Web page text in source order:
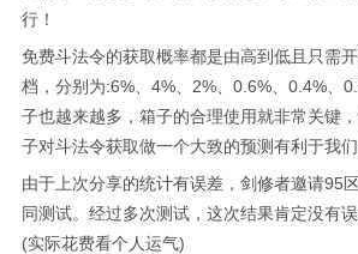
行！
免费斗法令的获取概率都是由高到低且只需
档，分别为:6%、4%、2%、0.6%、0.4%、
子也越来越多，箱子的合理使用就非常关键
子对斗法令获取做一个大致的预测有利于我们
由于上次分享的统计有误差，剑修者邀请95
同测试。经过多次测试，这次结果肯定没有
(实际花费看个人运气)